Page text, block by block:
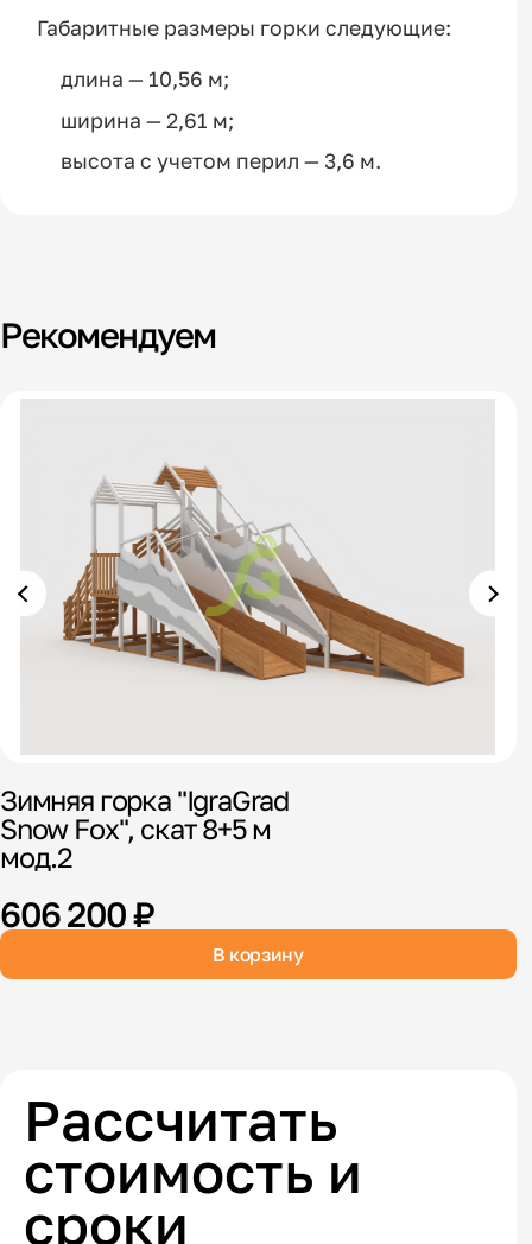
Габаритные размеры горки следующие:
длина — 10,56 м;
ширина — 2,61 м;
высота с учетом перил — 3,6 м.
Рекомендуем
Зимняя горка "IgraGrad
Snow Fox", скат 8+5 м
мод.2
606 200 ₽
В корзину
Рассчитать
стоимость и
сроки